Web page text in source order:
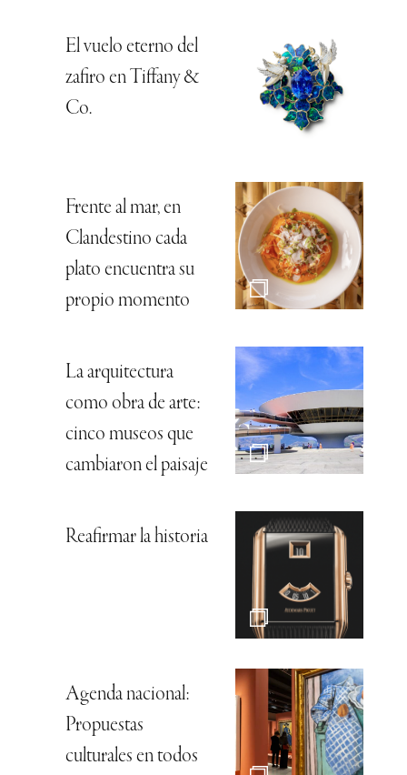
El vuelo eterno del
zafiro en Tiffany &
Co.
Frente al mar, en
Clandestino cada
plato encuentra su
propio momento
La arquitectura
como obra de arte:
cinco museos que
cambiaron el paisaje
Reafirmar la historia
Agenda nacional:
Propuestas
culturales en todos